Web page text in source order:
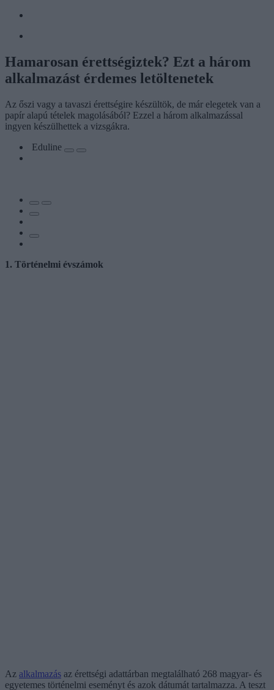
Hamarosan érettségiztek? Ezt a három
alkalmazást érdemes letöltenetek
Az őszi vagy a tavaszi érettségire készültök, de már elegetek van a
papír alapú tételek magolásából? Ezzel a három alkalmazással
ingyen készülhettek a vizsgákra.
Eduline
1. Történelmi évszámok
Az alkalmazás az érettségi adattárban megtalálható 268 magyar- és
egyetemes történelmi eseményt és azok dátumát tartalmazza. A teszt